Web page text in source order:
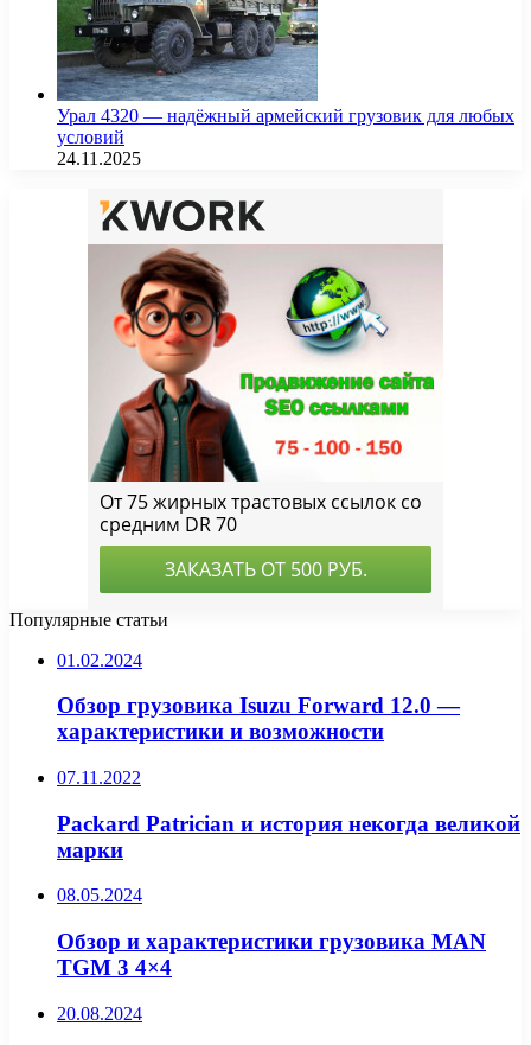
Урал 4320 — надёжный армейский грузовик для любых
условий
24.11.2025
Популярные статьи
01.02.2024
Обзор грузовика Isuzu Forward 12.0 —
характеристики и возможности
07.11.2022
Packard Patrician и история некогда великой
марки
08.05.2024
Обзор и характеристики грузовика MAN
TGM 3 4×4
20.08.2024